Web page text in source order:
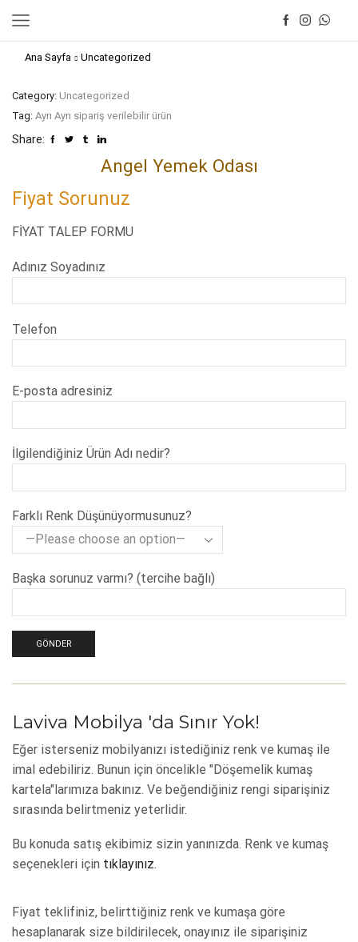
Ana Sayfa Uncategorized
Category: Uncategorized
Tag: Ayrı Ayrı sipariş verilebilir ürün
Share:
Angel Yemek Odası
Fiyat Sorunuz
FİYAT TALEP FORMU
Adınız Soyadınız
Telefon
E-posta adresiniz
İlgilendiğiniz Ürün Adı nedir?
Farklı Renk Düşünüyormusunuz?
Başka sorunuz varmı? (tercihe bağlı)
Laviva Mobilya 'da Sınır Yok!
Eğer isterseniz mobilyanızı istediğiniz renk ve kumaş ile
imal edebiliriz. Bunun için öncelikle "Döşemelik kumaş
kartela"larımıza bakınız. Ve beğendiğiniz rengi siparişiniz
sırasında belirtmeniz yeterlidir.
Bu konuda satış ekibimiz sizin yanınızda. Renk ve kumaş
seçenekleri için tıklayınız.
Fiyat teklifiniz, belirttiğiniz renk ve kumaşa göre
hesaplanarak size bildirilecek, onayınız ile siparişiniz